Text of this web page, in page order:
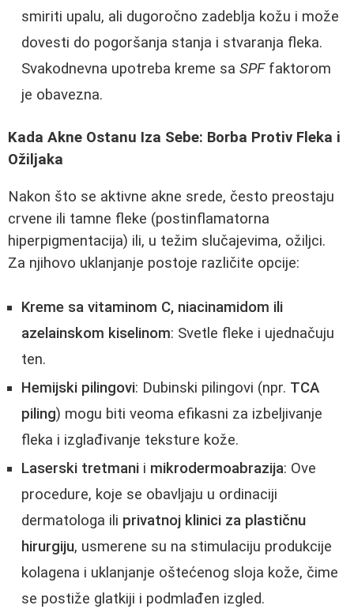
smiriti upalu, ali dugoročno zadeblja kožu i može
dovesti do pogoršanja stanja i stvaranja fleka.
Svakodnevna upotreba kreme sa SPFfaktorom
je obavezna.
Kada Akne Ostanu Iza Sebe: Borba Protiv Fleka i
Ožiljaka
Nakon što se aktivne akne srede, često preostaju
crvene ili tamne fleke (postinflamatorna
hiperpigmentacija) ili, u težim slučajevima, ožiljci.
Za njihovo uklanjanje postoje različite opcije:
Kreme sa vitaminom C, niacinamidom ili
azelainskom kiselinom: Svetle fleke i ujednačuju
ten.
Hemijski pilingovi: Dubinski pilingovi (npr. TCA
piling) mogu biti veoma efikasni za izbeljivanje
fleka i izglađivanje teksture kože.
Laserski tretmani i mikrodermoabrazija: Ove
procedure, koje se obavljaju u ordinaciji
dermatologa ili privatnoj klinici za plastičnu
hirurgiju, usmerene su na stimulaciju produkcije
kolagena i uklanjanje oštećenog sloja kože, čime
se postiže glatkiji i podmlađen izgled.